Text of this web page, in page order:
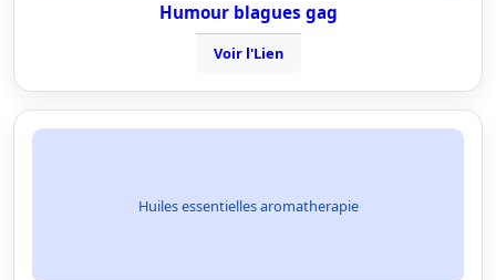
Humour blagues gag
Voir l'Lien
Huiles essentielles aromatherapie